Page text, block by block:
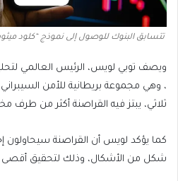
تتسابق البنوك للوصول إلى نموذج “كلود
ويصف توبي لويس، الرئيس العالمي
، وهي مجموعة بريطانية للأمن
ثلاثي، يبتز فيه القراصنة أكثر من طرف
كما يؤكد لويس أن القراصنة سيحاولون
شكل من الأشكال، وذلك لتحقيق أقصى